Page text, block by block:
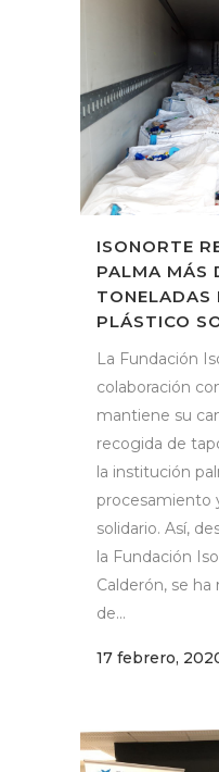
ISONORTE
PALMA MÁS
TONELADAS
PLÁSTICO
La Fundación
colaboración
mantiene su
recogida de
la institución
procesamiento
solidario. Así,
la Fundación
Calderón, se
de...
17 febrero,